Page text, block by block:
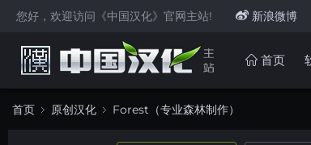
您好，欢迎访问《中国汉化》官网主站! 新浪微博
首页
首页 原创汉化 Forest（专业森林制作）